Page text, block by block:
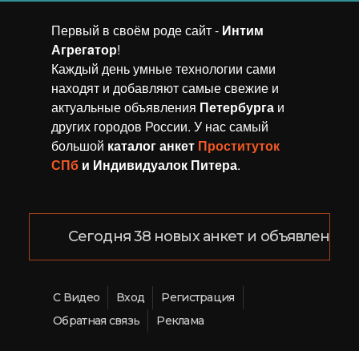
Первый в своём роде сайт - Интим
Агрегaтор!
Каждый день умные технологии сами
находят и добавляют самые свежие и
актуальные объявления Петербурга и
других городов России. У нас самый
большой каталог анкет Проституток
СПб и Индивидуалок Питера.
Сегодня 38 новых анкет и объявлений!
С Видео Вход
Регистрация
Обратная связь
Реклама